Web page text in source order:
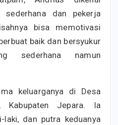
dan pekerja
bisa memotivasi
baik dan bersyukur
sederhana namun
keluarganya di Desa
Kabupaten Jepara. Ia
dan putra keduanya